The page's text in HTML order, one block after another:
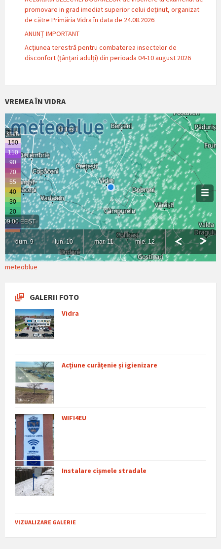
promovare in grad imediat superior celui deținut, organizat
de către Primăria Vidra în data de 24.08.2026
ANUNȚ IMPORTANT
Acțiunea terestră pentru combaterea insectelor de
disconfort (țânțari adulți) din perioada 04-10 august 2026
VREMEA ÎN VIDRA
meteoblue
GALERII FOTO
Vidra
Acțiune curățenie și igienizare
WIFI4EU
Instalare cișmele stradale
VIZUALIZARE GALERIE